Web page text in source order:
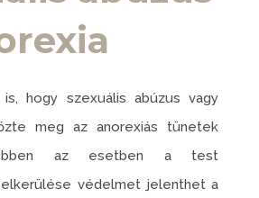
hogy szexuális abúzus vagy
meg az anorexiás tünetek
Ebben az esetben a test
védelmet jelenthet a